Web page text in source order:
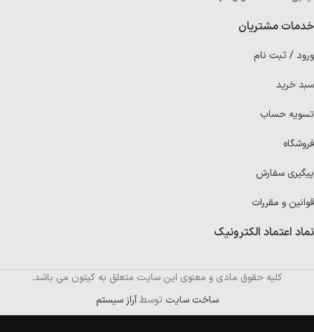
خدمات مشتریان
ورود / ثبت نام
سبد خرید
تسویه حساب
فروشگاه
پیگیری سفارش
قوانین و مقررات
نماد اعتماد الکترونیک
کلیه حقوق مادی و معنوی این سایت متعلق به کیتون می باشد.
ساخت سایت توسطآراز سیستم